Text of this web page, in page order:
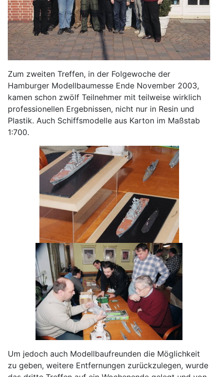
Zum zweiten Treffen, in der Folgewoche der
Hamburger Modellbaumesse Ende November 2003,
kamen schon zwölf Teilnehmer mit teilweise wirklich
professionellen Ergebnissen, nicht nur in Resin und
Plastik. Auch Schiffsmodelle aus Karton im Maßstab
1:700.
Um jedoch auch Modellbaufreunden die Möglichkeit
zu geben, weitere Entfernungen zurückzulegen, wurde